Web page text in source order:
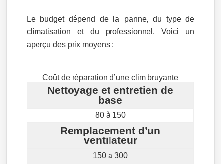
Le budget dépend de la panne, du type de
climatisation et du professionnel. Voici un
aperçu des prix moyens :
Coût de réparation d’une clim bruyante
Nettoyage et entretien de
base
80 à 150
Remplacement d’un
ventilateur
150 à 300